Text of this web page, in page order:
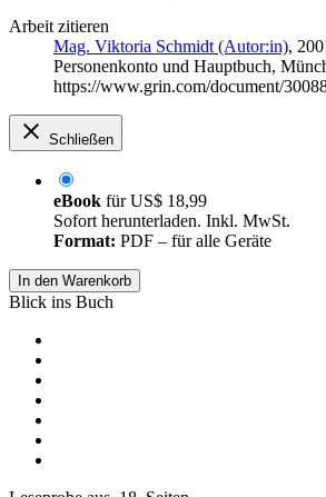
Arbeit zitieren
Mag. Viktoria Schmidt (Autor:in),
Personenkonto und Hauptbuch,
https://www.grin.com/document/
Schließen
eBook fürUS$ 18,99
Sofort herunterladen. Inkl. MwSt.
Format: PDF – für alle Geräte
In den Warenkorb
Blick ins Buch